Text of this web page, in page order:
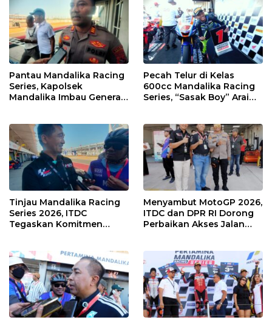
Pantau Mandalika Racing
Series, Kapolsek
Mandalika Imbau Generasi
Pecah Telur di Kelas
600cc Mandalika Racing
Series, “Sasak Boy” Arai
Tinjau Mandalika Racing
Series 2026, ITDC
Tegaskan Komitmen
Kawasan
Menyambut MotoGP 2026,
ITDC dan DPR RI Dorong
Perbaikan Akses Jalan